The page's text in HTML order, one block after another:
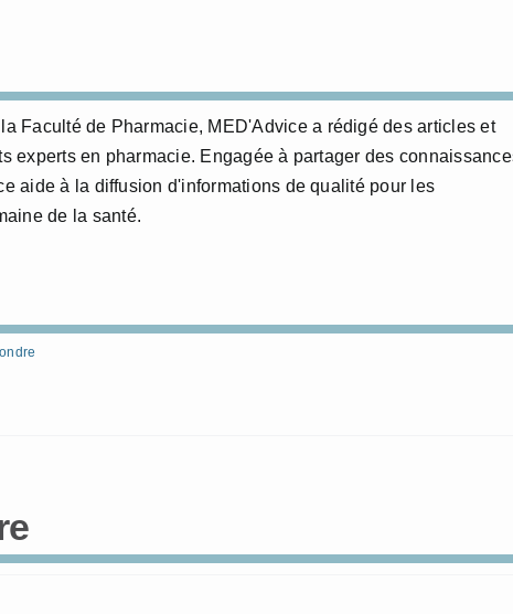
Faculté de Pharmacie, MED'Advice a rédigé des articles et
experts en pharmacie. Engagée à partager des
aide à la diffusion d'informations de qualité pour les
de la santé.